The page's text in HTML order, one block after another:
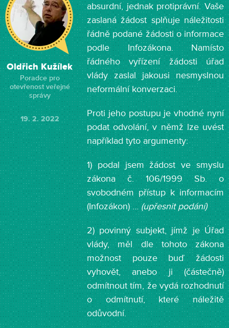
Oldřich Kužílek
Poradce pro
otevřenost veřejné
správy
19. 2. 2022
absurdní, jednak protiprávní. Vaše
zaslaná žádost splňuje náležitosti
řádně podané žádosti o informace
podle Infozákona. Namísto
řádného vyřízení žádosti úřad
vlády zaslal jakousi nesmyslnou
neformální konverzaci.
Proti jeho postupu je vhodné nyní
podat odvolání, v němž lze uvést
například tyto argumenty:
1) podal jsem žádost ve smyslu
zákona č. 106/1999 Sb. o
svobodném přístup k informacím
(Infozákon) …(upřesnit podání)
2) povinný subjekt, jímž je Úřad
vlády, měl dle tohoto zákona
možnost pouze buď žádosti
vyhovět, anebo ji (částečně)
odmítnout tím, že vydá rozhodnutí
o odmítnutí, které náležitě
odůvodní.